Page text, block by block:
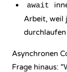
await
Arbeit, weil
Asynchronen
Frage hinaus: